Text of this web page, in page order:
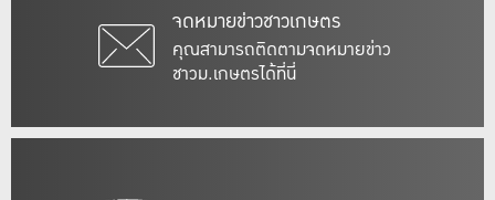
จดหมายข่าวชาวเกษตร
คุณสามารถติดตามจดหมายข่าว
ชาวม.เกษตรได้ที่นี่